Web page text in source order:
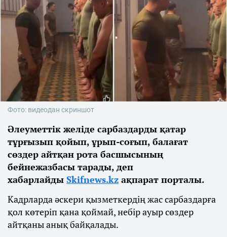
Фото: видеодан скриншот
Әлеуметтік желіде сарбаздарды қатар
тұрғызып қойып, ұрып-соғып, балағат
сөздер айтқан рота басшысының
бейнежазбасы тарады, деп
хабарлайды Skifnews.kz ақпарат порталы.
Кадрларда әскери қызметкердің жас сарбаздарға
қол көтеріп қана қоймай, небір ауыр сөздер
айтқаны анық байқалады.